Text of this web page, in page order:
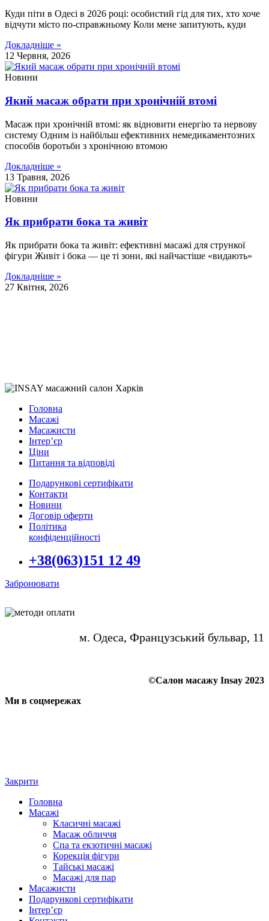
Куди піти в Одесі в 2026 році: особистий гід для тих, хто хоче
відчути місто по-справжньому Коли мене запитують, куди
Докладніше »
12 Червня, 2026
Новини
Який масаж обрати при хронічній втомі
Масаж при хронічній втомі: як відновити енергію та нервову
систему Одним із найбільш ефективних немедикаментозних
способів боротьби з хронічною втомою
Докладніше »
13 Травня, 2026
Новини
Як прибрати бока та живіт
Як прибрати бока та живіт: ефективні масажі для стрункої
фігури Живіт і бока — це ті зони, які найчастіше «видають»
Докладніше »
27 Квітня, 2026
Головна
Масажі
Масажисти
Інтер’єр
Ціни
Питання та відповіді
Подарункові сертифікати
Контакти
Новини
Договір оферти
Політика
конфіденційності
+38(063)151 12 49
Забронювати
м. Одеса, Французський бульвар, 11
©Салон масажу Insay 2023
Ми в соцмережах
Закрити
Головна
Масажі
Класичні масажі
Масаж обличчя
Спа та екзотичні масажі
Корекція фігури
Тайські масажі
Масажі для пар
Масажисти
Подарункові сертифікати
Інтер’єр